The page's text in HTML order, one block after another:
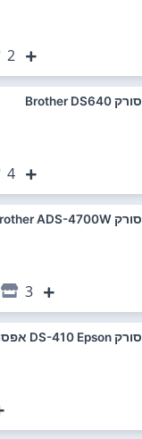
2
סורק Brother DS640
4
סורק Brother ADS-4700W
3
סורק DS-410‎ Epson אפסון